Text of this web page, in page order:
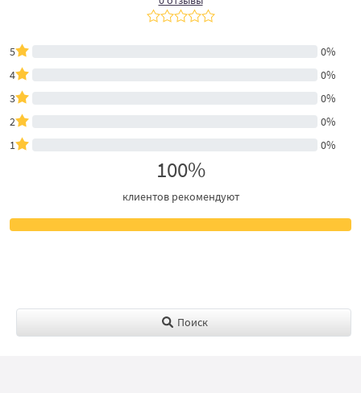
5
0%
4
0%
3
0%
2
0%
1
0%
100%
клиентов рекомендуют
Поиск